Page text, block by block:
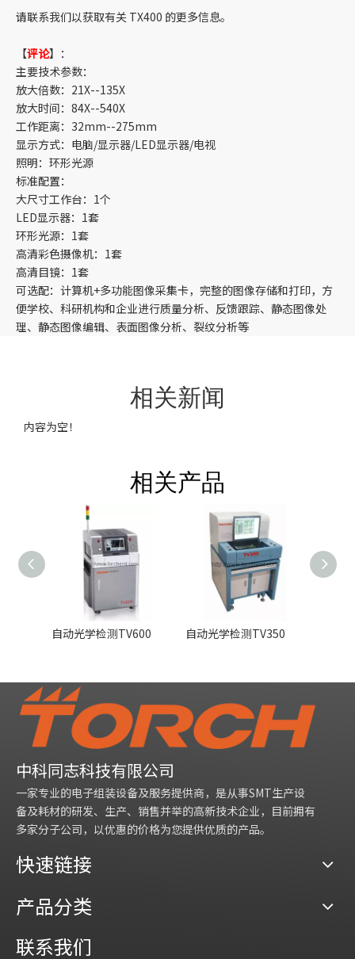
请联系我们以获取有关 TX400 的更多信息。
【评论】：
主要技术参数：
放大倍数：21X--135X
放大时间：84X--540X
工作距离：32mm--275mm
显示方式：电脑/显示器/LED显示器/电视
照明：环形光源
标准配置：
大尺寸工作台：1个
LED显示器：1套
环形光源：1套
高清彩色摄像机：1套
高清目镜：1套
可选配：计算机+多功能图像采集卡，完整的图像存储和打印，方
便学校、科研机构和企业进行质量分析、反馈跟踪、静态图像处
理、静态图像编辑、表面图像分析、裂纹分析等
相关新闻
内容为空！
相关产品
自动光学检测TV600 自动光学检测TV350
中科同志科技有限公司
一家专业的电子组装设备及服务提供商，是从事SMT生产设
备及耗材的研发、生产、销售并举的高新技术企业，目前拥有
多家分子公司，以优惠的价格为您提供优质的产品。
快速链接
产品分类
联系我们